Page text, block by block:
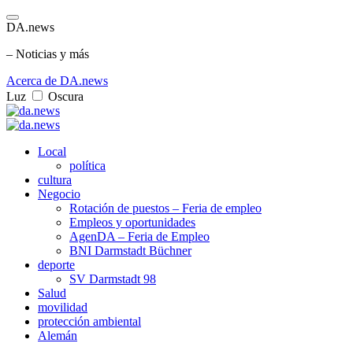
DA.news
– Noticias y más
Acerca de DA.news
Luz
Oscura
Local
política
cultura
Negocio
Rotación de puestos – Feria de empleo
Empleos y oportunidades
AgenDA – Feria de Empleo
BNI Darmstadt Büchner
deporte
SV Darmstadt 98
Salud
movilidad
protección ambiental
Alemán